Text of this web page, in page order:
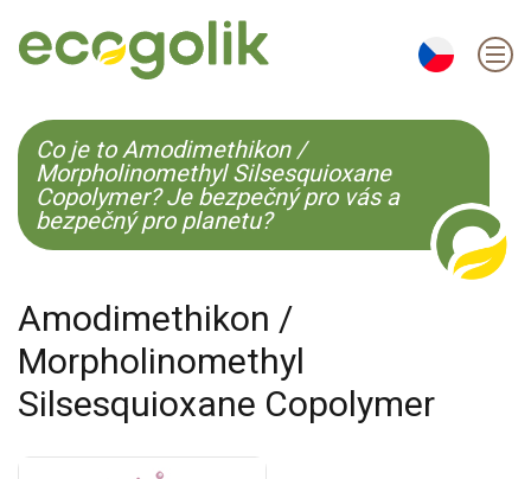
EN ES KO
Co je to Amodimethikon /
Morpholinomethyl Silsesquioxane
Copolymer? Je bezpečný pro vás a
bezpečný pro planetu?
Amodimethikon /
Morpholinomethyl
Silsesquioxane Copolymer